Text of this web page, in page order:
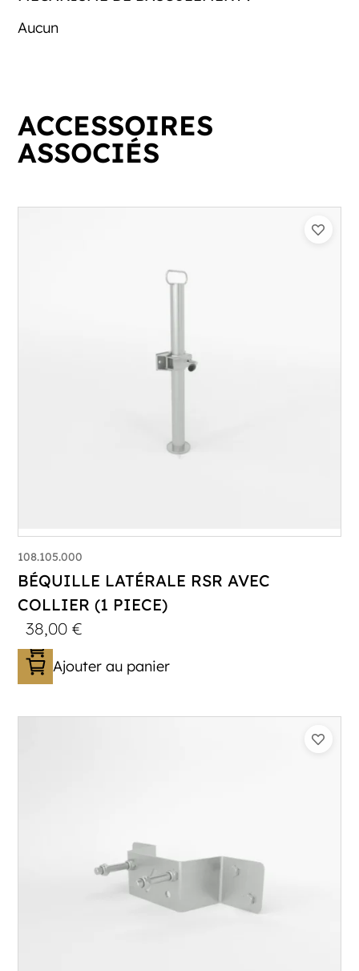
Aucun
ACCESSOIRES
ASSOCIÉS
108.105.000
BÉQUILLE LATÉRALE RSR AVEC
COLLIER (1 PIECE)
38,00€
Ajouter au panier